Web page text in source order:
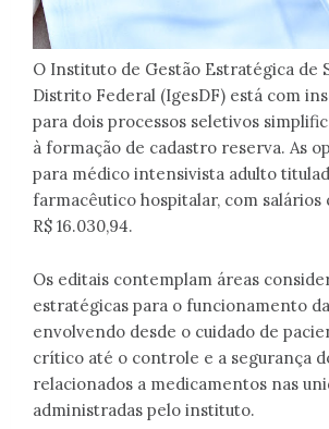
O Instituto de Gestão Estratégica de
Distrito Federal (IgesDF) está com
para dois processos seletivos
à formação de cadastro reserva. As
para médico intensivista adulto
farmacêutico hospitalar, com salários
R$ 16.030,94.
Os editais contemplam áreas
estratégicas para o funcionamento
envolvendo desde o cuidado de
crítico até o controle e a segurança
relacionados a medicamentos nas
administradas pelo instituto.